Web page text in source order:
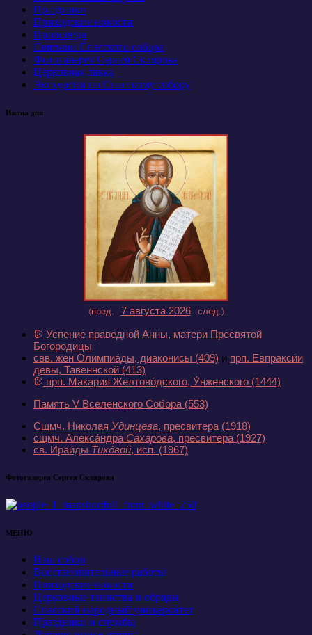
Праздники
Приходские новости
Проповеди
Святыни Спасского собора
Фотогалерея Сергея Склярова
Церковная лавка
Экскурсии по Спасскому собору
Икона дня
〈пред. 7 августа 2026 след.〉
Успение праведной Анны, матери Пресвятой
Богородицы
свв. жен Олимпиа́ды, диаконисы (409) и прп. Евпракси́и
девы, Тавеннской (413)
прп. Макария Желтово́дского, У́нженского (1444)
Память V Вселенского Собора (553)
Сщмч. Николая Удинцева, пресвитера (1918)
сщмч. Алекса́ндра Сахарова, пресвитера (1927)
св. Ираи́ды Тихо́вой, исп. (1967)
Фотогалерея Сергея Склярова
МЕНЮ
Наш собор
Восстановительные работы
Приходские новости
Церковные таинства и обряды
Спасский народный университет
Праздники и службы